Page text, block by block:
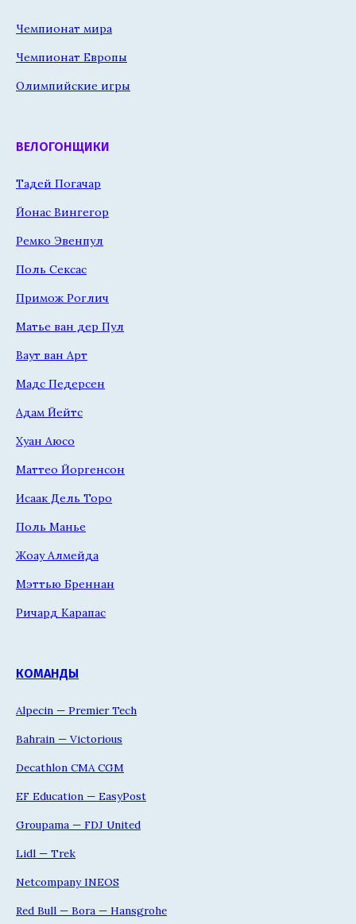
Чемпионат мира
Чемпионат Европы
Олимпийские игры
ВЕЛОГОНЩИКИ
Тадей Погачар
Йонас Вингегор
Ремко Эвенпул
Поль Сексас
Примож Роглич
Матье ван дер Пул
Ваут ван Арт
Мадс Педерсен
Адам Йейтс
Хуан Аюсо
Маттео Йоргенсон
Исаак Дель Торо
Поль Манье
Жоау Алмейда
Мэттью Бреннан
Ричард Карапас
КОМАНДЫ
Alpecin — Premier Tech
Bahrain — Victorious
Decathlon CMA CGM
EF Education — EasyPost
Groupama — FDJ United
Lidl — Trek
Netcompany INEOS
Red Bull — Bora — Hansgrohe